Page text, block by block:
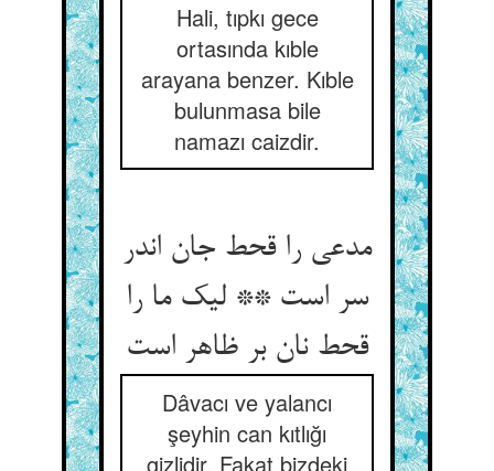
Hali, tıpkı gece
ortasında kıble
arayana benzer. Kıble
bulunmasa bile
namazı caizdir.
مدعی را قحط جان اندر
سر است ** لیک ما را
Dâvacı ve yalancı
şeyhin can kıtlığı
gizlidir. Fakat bizdeki